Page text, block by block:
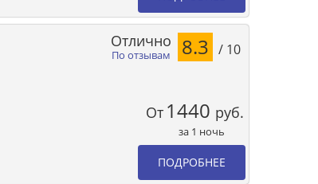
По отзывам
Отлично 8.3 / 10
От 1440 руб.
за 1 ночь
ПОДРОБНЕЕ